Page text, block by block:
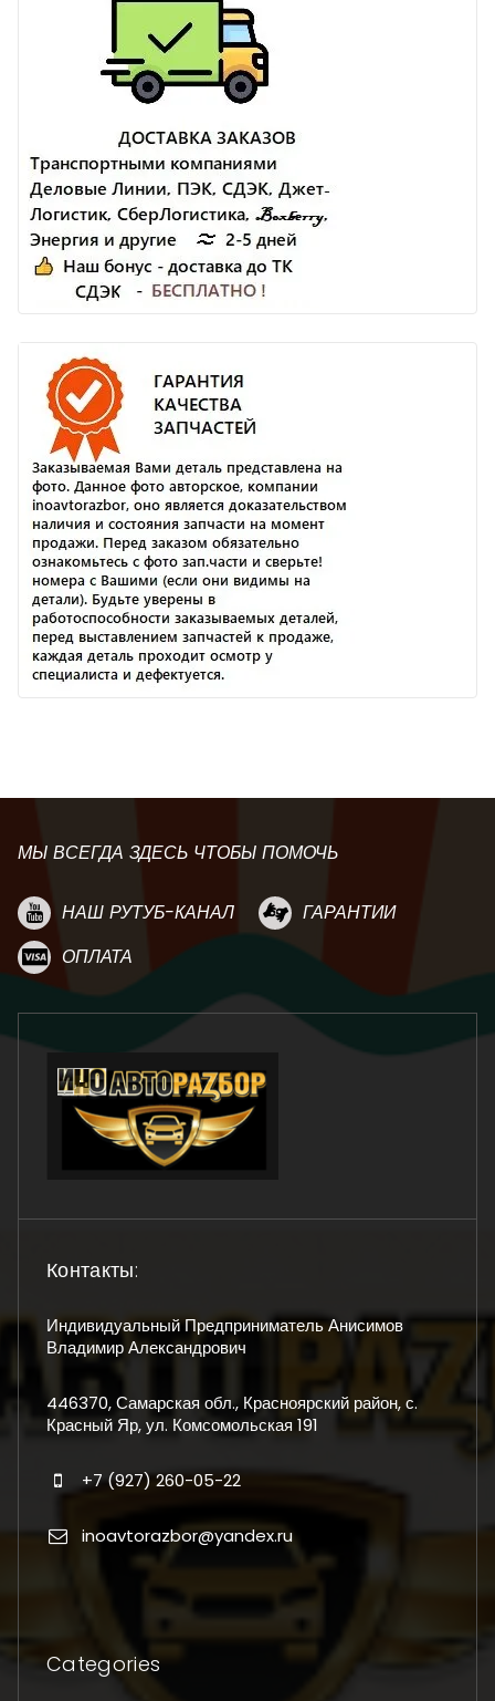
МЫ ВСЕГДА ЗДЕСЬ ЧТОБЫ ПОМОЧЬ
НАШ РУТУБ-КАНАЛ
ГАРАНТИИ
ОПЛАТА
Контакты:
Индивидуальный Предприниматель Анисимов
Владимир Александрович
446370, Самарская обл., Красноярский район, с.
Красный Яр, ул. Комсомольская 191
+7 (927) 260-05-22
inoavtorazbor@yandex.ru
Categories